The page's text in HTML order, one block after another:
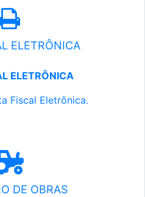
ELETRÔNICA
ELETRÔNICA
Fiscal Eletrônica.
DE OBRAS